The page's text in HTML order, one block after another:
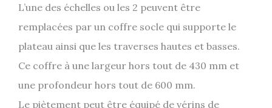
L’une des échelles ou les 2 peuvent être
remplacées par un coffre socle qui supporte le
plateau ainsi que les traverses hautes et basses.
Ce coffre à une largeur hors tout de 430 mm et
une profondeur hors tout de 600 mm.
Le piètement peut être équipé de vérins de